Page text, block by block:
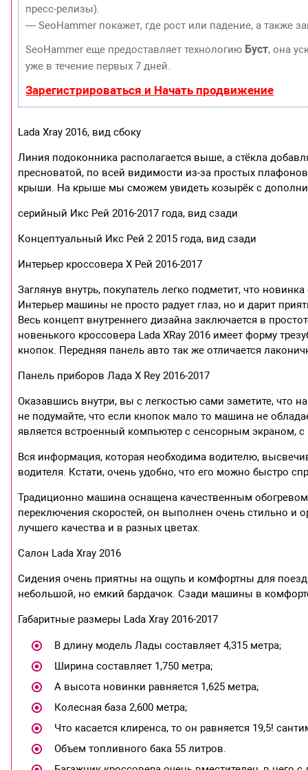
пресс-релизы).
— SeoHammer покажет, где рост или падение, а также
SeoHammer еще предоставляет технологию Буст, она
уже в течение первых 7 дней.
Зарегистрироваться и Начать продвижение
Lada Xray 2016, вид сбоку
Линия подоконника располагается выше, а стёкла
пресноватой, по всей видимости из-за простых
крыши. На крыше мы сможем увидеть козырёк с
серийный Икс Рей 2016-2017 года, вид сзади
Концептуальный Икс Рей 2 2015 года, вид сзади
Интерьер кроссовера Х Рей 2016-2017
Заглянув внутрь, покупатель легко подметит, что
Интерьер машины не просто радует глаз, но и дарит
Весь концепт внутреннего дизайна заключается в
новенького кроссовера Lada XRay 2016 имеет форму
кнопок. Передняя панель авто так же отличается
Панель приборов Лада X Rey 2016-2017
Оказавшись внутри, вы с легкостью сами заметите, что
не подумайте, что если кнопок мало то машина не
является встроенный компьютер с сенсорным экраном,
Вся информация, которая необходима водителю,
водителя. Кстати, очень удобно, что его можно быстро
Традиционно машина оснащена качественным
переключения скоростей, он выполнен очень стильно и
лучшего качества и в разных цветах.
Салон Lada Xray 2016
Сидения очень приятны на ощупь и комфортны для
небольшой, но емкий бардачок. Сзади машины в
Габаритные размеры Lada Xray 2016-2017
В длину модель Лады составляет 4,315 метра;
Ширина составляет 1,750 метра;
А высота новинки равняется 1,625 метра;
Колесная база 2,600 метра;
Что касается клиренса, то он равняется 19,5!
Объем топливного бака 55 литров.